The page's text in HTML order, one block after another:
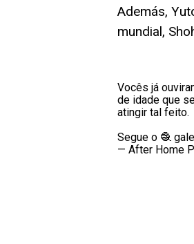
Además,
mundial,
Vocês já
de idade que
atingir tal feito.
Segue o 🧶
— After Home